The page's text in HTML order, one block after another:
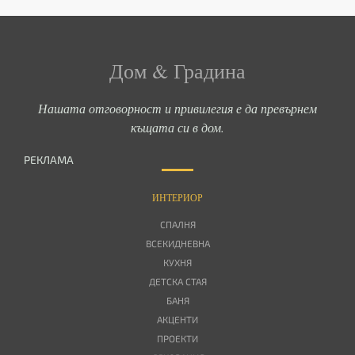
Дом & Градина
Нашата отговорност и привилегия е да превърнем
къщата си в дом.
РЕКЛАМА
ИНТЕРИОР
СПАЛНЯ
ВСЕКИДНЕВНА
КУХНЯ
ДЕТСКА СТАЯ
БАНЯ
АКЦЕНТИ
ПРОЕКТИ